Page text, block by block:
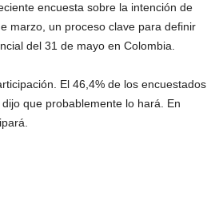
encuesta sobre la intención de
marzo, un proceso clave para definir
del 31 de mayo en Colombia.
El 46,4% de los encuestados
que probablemente lo hará. En